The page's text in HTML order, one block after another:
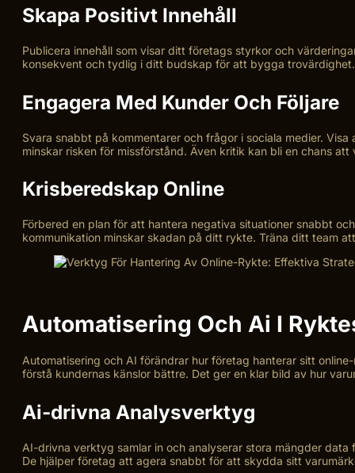
Skapa Positivt Innehåll
Publicera innehåll som visar ditt företags styrkor och
konsekvent och tydlig i ditt budskap för att bygga trovärdighet.
Engagera Med Kunder Och Följare
Svara snabbt på kommentarer och frågor i sociala medier.
minskar risken för missförstånd. Även kritik kan bli en chans att
Krisberedskap Online
Förbered en plan för att hantera negativa situationer snabbt
kommunikation minskar skadan på ditt rykte. Träna ditt team
Automatisering Och Ai I
Automatisering och AI förändrar hur företag hanterar sitt
förstå kundernas känslor bättre. Det ger en klar bild av hur
Ai-drivna Analysverktyg
AI-drivna verktyg samlar in och analyserar stora mängder
De hjälper företag att agera snabbt för att skydda sitt